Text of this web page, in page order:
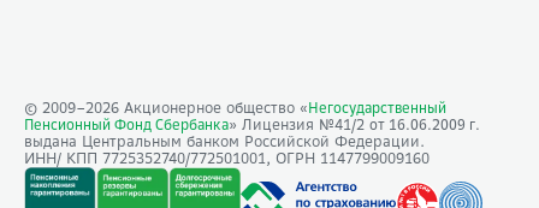
© 2009–2026 Акционерное общество « Негосударственный
Пенсионный Фонд Сбербанка» Лицензия №41/2 от 16.06.2009 г.
выдана Центральным банком Российской Федерации.
ИНН/ КПП 7725352740/772501001, ОГРН 1147799009160